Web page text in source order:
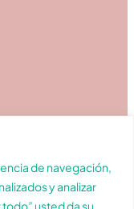
de navegación,
y analizar
usted da su